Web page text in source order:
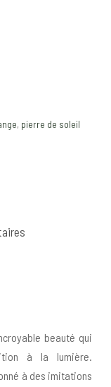
, pierre de soleil
beauté qui
à la lumière.
à des imitations